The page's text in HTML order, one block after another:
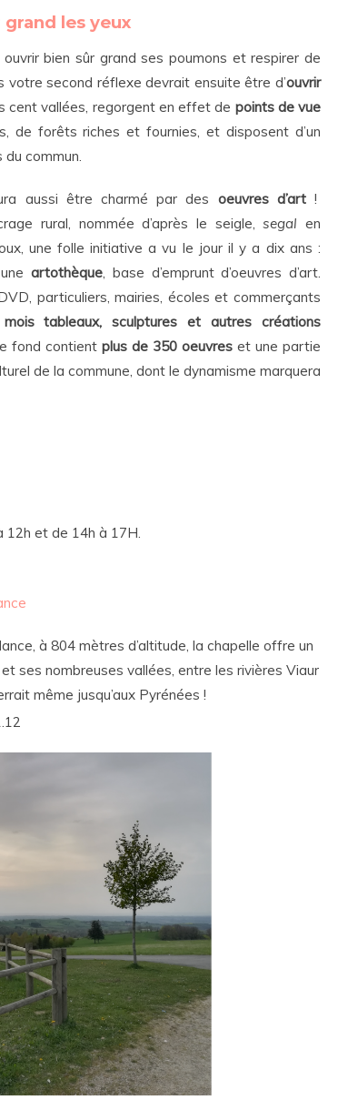
grand les yeux
bien sûr grand ses poumons et respirer de
votre second réflexe devrait ensuite être d’ouvrir
cent vallées, regorgent en effet de points de vue
de forêts riches et fournies, et disposent d’un
du commun.
aussi être charmé par des oeuvres d’art!
rural, nommée d’après le seigle,segal en
une folle initiative a vu le jour il y a dix ans :
artothèque, base d’emprunt d’oeuvres d’art.
particuliers, mairies, écoles et commerçants
tableaux, sculptures et autres créations
fond contient plus de 350 oeuvres et une partie
de la commune, dont le dynamisme marquera
12h et de 14h à 17H.
à 804 mètres d’altitude, la chapelle offre un
ses nombreuses vallées, entre les rivières Viaur
même jusqu’aux Pyrénées !